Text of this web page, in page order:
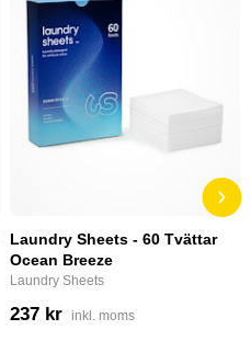
Laundry Sheets - 60 Tvättar
Ocean Breeze
Laundry Sheets
237 kr inkl. moms